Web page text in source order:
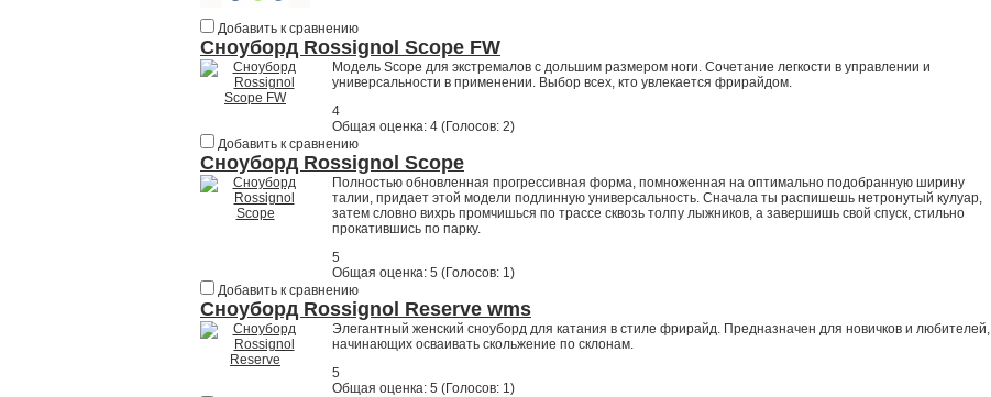
Добавить к сравнению
Сноуборд Rossignol Scope FW
Модель Scope для экстремалов с дольшим размером ноги. Сочетание легкости в управлении и
универсальности в применении. Выбор всех, кто увлекается фрирайдом.
4
Общая оценка: 4 (Голосов: 2)
Добавить к сравнению
Сноуборд Rossignol Scope
Полностью обновленная прогрессивная форма, помноженная на оптимально подобранную ширину
талии, придает этой модели подлинную универсальность. Сначала ты распишешь нетронутый кулуар,
затем словно вихрь промчишься по трассе сквозь толпу лыжников, а завершишь свой спуск, стильно
прокатившись по парку.
5
Общая оценка: 5 (Голосов: 1)
Добавить к сравнению
Сноуборд Rossignol Reserve wms
Элегантный женский сноуборд для катания в стиле фрирайд. Предназначен для новичков и любителей,
начинающих осваивать скольжение по склонам.
5
Общая оценка: 5 (Голосов: 1)